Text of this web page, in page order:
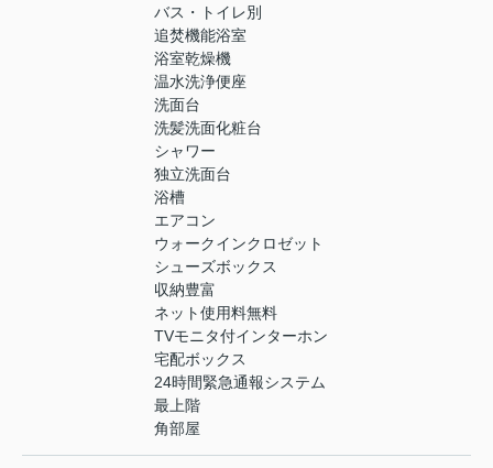
バス・トイレ別
追焚機能浴室
浴室乾燥機
温水洗浄便座
洗面台
洗髪洗面化粧台
シャワー
独立洗面台
浴槽
エアコン
ウォークインクロゼット
シューズボックス
収納豊富
ネット使用料無料
TVモニタ付インターホン
宅配ボックス
24時間緊急通報システム
最上階
角部屋